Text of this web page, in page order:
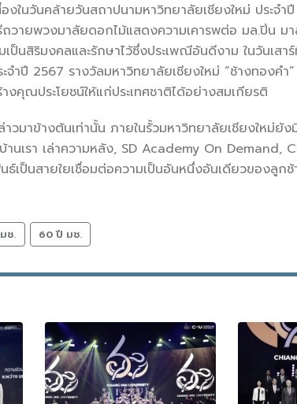
คล้ายวันสถาปนามหาวิทยาลัยเชียงใหม่ ประจำปี
ถวายพวงมาลัยดอกไม้แสดงความเคารพต่อ มล.ปิ่น
เป็นสิริมงคลและรักษาไว้ซึ่งประเพณีอันดีงาม ในวันเ
ำปี 2567 รางวัลมหาวิทยาลัยเชียงใหม่ “ช้างทองคำ
คุณประโยชน์ให้แก่ประเทศชาติได้อย่างสมเกียรติ
ข้างต้นเท่านั้น ภายในรั้วมหาวิทยาลัยเชียงใหม่ยัง
นเรา เล่าความหลัง, SD Academy On
เป็นสายใยเชื่อมต่อความเป็นอันหนึ่งอันเดียวของลูก
ช. 60 ปี มช.